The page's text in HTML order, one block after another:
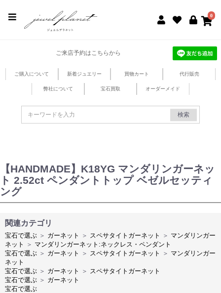
0
ご来店予約はこちらから
ご購入について 新着ジュエリー 買物カート 代行販売
弊社について 宝石買取 オーダーメイド
検索
【HANDMADE】K18YG マンダリンガーネッ
ト 2.52ct ペンダントトップ ベゼルセッティ
ング
関連カテゴリ
宝石で選ぶ ＞ ガーネット ＞ スペサタイトガーネット ＞ マンダリンガー
ネット
＞ マンダリンガーネット:ネックレス・ペンダント
宝石で選ぶ ＞ ガーネット ＞ スペサタイトガーネット ＞ マンダリンガー
ネット
宝石で選ぶ ＞ ガーネット ＞ スペサタイトガーネット
宝石で選ぶ ＞ ガーネット
宝石で選ぶ